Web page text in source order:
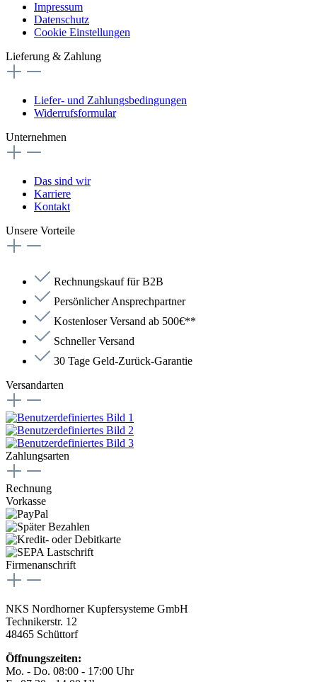
Impressum
Datenschutz
Cookie Einstellungen
Lieferung & Zahlung
Liefer- und Zahlungsbedingungen
Widerrufsformular
Unternehmen
Das sind wir
Karriere
Kontakt
Unsere Vorteile
Rechnungskauf für B2B
Persönlicher Ansprechpartner
Kostenloser Versand ab 500€**
Schneller Versand
30 Tage Geld-Zurück-Garantie
Versandarten
Zahlungsarten
Rechnung
Vorkasse
Firmenanschrift
NKS Nordhorner Kupfersysteme GmbH
Technikerstr. 12
48465 Schüttorf
Öffnungszeiten:
Mo. - Do. 08:00 - 17:00 Uhr